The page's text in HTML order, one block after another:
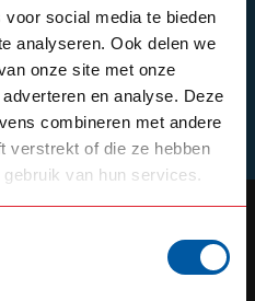
social media te bieden
analyseren. Ook delen we
onze site met onze
en analyse. Deze
combineren met andere
verstrekt of die ze hebben
van hun services.
latest offers